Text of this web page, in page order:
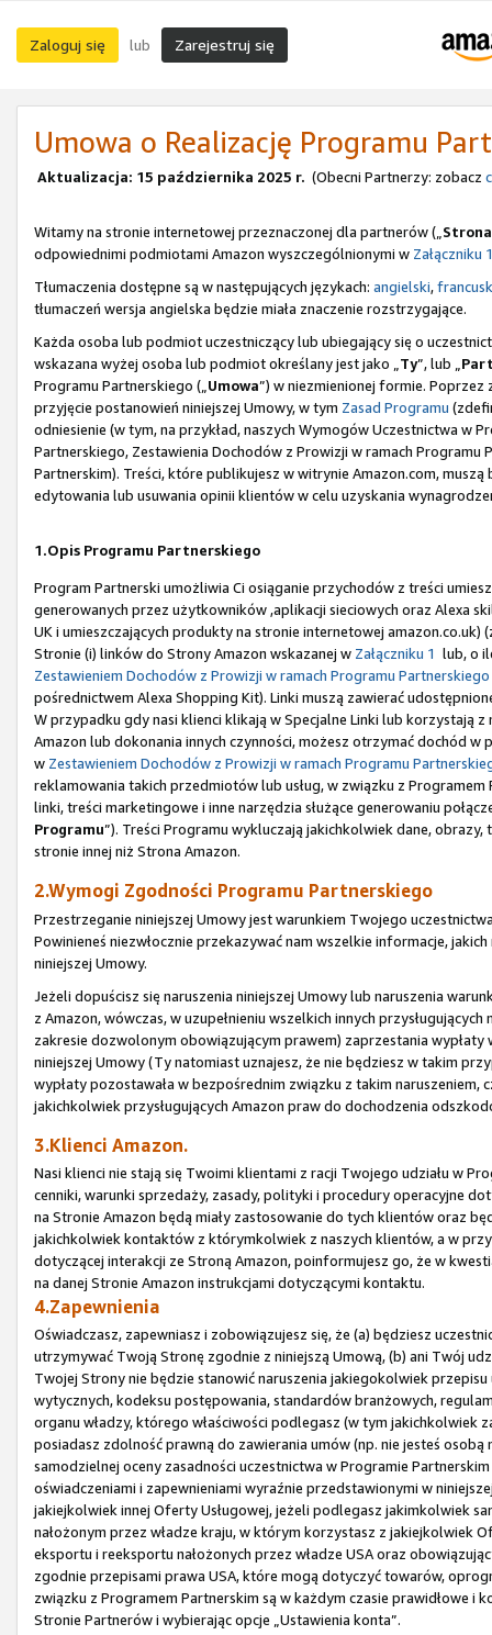
Zaloguj się lub Zarejestruj się
Umowa o Realizację Programu
Aktualizacja: 15 października 2025 r. (Obecni Partnerzy: zobacz
Witamy na stronie internetowej przeznaczonej dla partnerów („
odpowiednimi podmiotami Amazon wyszczególnionymi w Załączniku
Tłumaczenia dostępne są w następujących językach: angielski,
tłumaczeń wersja angielska będzie miała znaczenie rozstrzygające.
Każda osoba lub podmiot uczestniczący lub ubiegający się o
wskazana wyżej osoba lub podmiot określany jest jako „Ty”, lub „
Programu Partnerskiego („Umowa”) w niezmienionej formie.
przyjęcie postanowień niniejszej Umowy, w tym Zasad Programu
odniesienie (w tym, na przykład, naszych Wymogów Uczestnictwa w
Partnerskiego, Zestawienia Dochodów z Prowizji w ramach
Partnerskim). Treści, które publikujesz w witrynie Amazon.com,
edytowania lub usuwania opinii klientów w celu uzyskania
1.Opis Programu Partnerskiego
Program Partnerski umożliwia Ci osiąganie przychodów z treści
generowanych przez użytkowników ,aplikacji sieciowych oraz Alexa
UK i umieszczających produkty na stronie internetowej amazon.co.uk)
Stronie (i) linków do Strony Amazon wskazanej w Załączniku 1 lub, o
Zestawieniem Dochodów z Prowizji w ramach Programu Partnerskiego
pośrednictwem Alexa Shopping Kit). Linki muszą zawierać
W przypadku gdy nasi klienci klikają w Specjalne Linki lub korzystają
Amazon lub dokonania innych czynności, możesz otrzymać dochód
w Zestawieniem Dochodów z Prowizji w ramach Programu
reklamowania takich przedmiotów lub usług, w związku z
linki, treści marketingowe i inne narzędzia służące generowaniu
Programu”). Treści Programu wykluczają jakichkolwiek dane,
stronie innej niż Strona Amazon.
2.Wymogi Zgodności Programu Partnerskiego
Przestrzeganie niniejszej Umowy jest warunkiem Twojego
Powinieneś niezwłocznie przekazywać nam wszelkie informacje,
niniejszej Umowy.
Jeżeli dopuścisz się naruszenia niniejszej Umowy lub naruszenia
z Amazon, wówczas, w uzupełnieniu wszelkich innych
zakresie dozwolonym obowiązującym prawem) zaprzestania
niniejszej Umowy (Ty natomiast uznajesz, że nie będziesz w takim
wypłaty pozostawała w bezpośrednim związku z takim
jakichkolwiek przysługujących Amazon praw do dochodzenia
3.Klienci Amazon.
Nasi klienci nie stają się Twoimi klientami z racji Twojego udziału w
cenniki, warunki sprzedaży, zasady, polityki i procedury operacyjne
na Stronie Amazon będą miały zastosowanie do tych klientów oraz
jakichkolwiek kontaktów z którymkolwiek z naszych klientów, a w
dotyczącej interakcji ze Stroną Amazon, poinformujesz go, że w
na danej Stronie Amazon instrukcjami dotyczącymi kontaktu.
4.Zapewnienia
Oświadczasz, zapewniasz i zobowiązujesz się, że (a) będziesz
utrzymywać Twoją Stronę zgodnie z niniejszą Umową, (b) ani Twój
Twojej Strony nie będzie stanowić naruszenia jakiegokolwiek
wytycznych, kodeksu postępowania, standardów branżowych,
organu władzy, którego właściwości podlegasz (w tym jakichkolwiek
posiadasz zdolność prawną do zawierania umów (np. nie jesteś
samodzielnej oceny zasadności uczestnictwa w Programie
oświadczeniami i zapewnieniami wyraźnie przedstawionymi w
jakiejkolwiek innej Oferty Usługowej, jeżeli podlegasz jakimkolwiek
nałożonym przez władze kraju, w którym korzystasz z jakiejkolwiek
eksportu i reeksportu nałożonych przez władze USA oraz
zgodnie przepisami prawa USA, które mogą dotyczyć towarów,
związku z Programem Partnerskim są w każdym czasie prawidłowe
Stronie Partnerów i wybierając opcje „Ustawienia konta”.